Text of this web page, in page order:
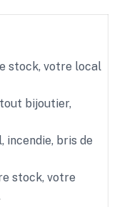
stock, votre local
bijoutier,
incendie, bris de
stock, votre